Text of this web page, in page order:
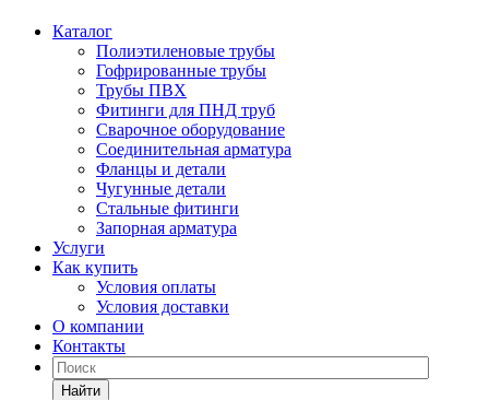
Каталог
Полиэтиленовые трубы
Гофрированные трубы
Трубы ПВХ
Фитинги для ПНД труб
Сварочное оборудование
Соединительная арматура
Фланцы и детали
Чугунные детали
Стальные фитинги
Запорная арматура
Услуги
Как купить
Условия оплаты
Условия доставки
О компании
Контакты
Найти